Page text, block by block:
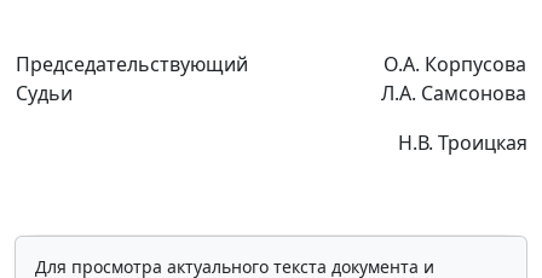
Председательствующий
Судьи
О.А. Корпусова
Л.А. Самсонова
Н.В. Троицкая
Для просмотра актуального текста документа и